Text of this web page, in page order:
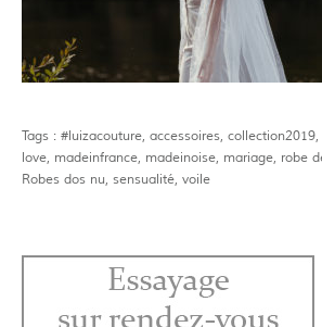
Tags : #luizacouture, accessoires, collection2019,
love, madeinfrance, madeinoise, mariage, robe
Robes dos nu, sensualité, voile